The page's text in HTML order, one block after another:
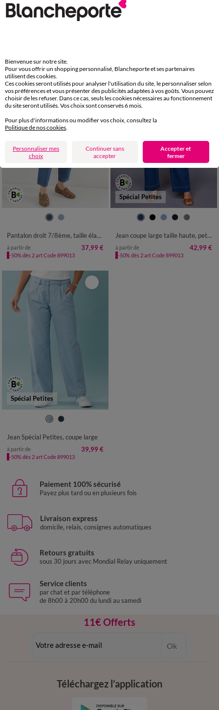
36 38 40 42 44 46 48
40 42 44
Pantalon droit 7/8ème, taille élastiquée, denim
à partir de 37,99 €
-50% dès 2 art Code 899013
Spécial Petites
38 40 42 44 46
Jean coupe large taille haute, petite stature
à partir de 42,99 €
-50% dès 2 art Code 899013
Spécial Petites
38 40 42
Jean Spécial Petites, coupe large
à partir de 39,99 €
-50% dès 2 art Code 899013
Paiement 100% sécurisé
Payez plus tard ou en plusieurs fois
Livraison express
domicile, relais, consignes automatiques
Retours gratuits
sous 30 jours avec Mondial Relay uniquement
Service clients
par chat et par téléphone
de 8h00 à 20h00 du lundi au samedi
11€ Offerts
dès 20€ d’achat
Ok
Téléchargez l’application
Bienvenue sur notre site.
Pour vous offrir un shopping personnalisé, Blancheporte et ses partenaires
utilisent des cookies.
Ces cookies seront utilisés pour analyser l'utilisation du site, le personnaliser selon
vos préférences et vous présenter des publicités adaptées à vos goûts. Vous pouvez
choisir de les refuser. Dans ce cas, seuls les cookies nécessaires au fonctionnement
du site seront utilisés. Vos choix sont conservés 6 mois.
Pour plus d'informations ou modifier vos choix, consultez la
Politique de nos cookies.
Personnaliser mes
choix
Continuer sans
accepter
Accepter et
fermer